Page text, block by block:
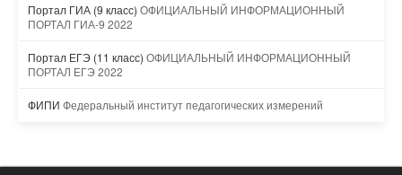
Портал ГИА (9 класс) ОФИЦИАЛЬНЫЙ ИНФОРМАЦИОННЫЙ
ПОРТАЛ ГИА-9 2022
Портал ЕГЭ (11 класс) ОФИЦИАЛЬНЫЙ ИНФОРМАЦИОННЫЙ
ПОРТАЛ ЕГЭ 2022
ФИПИ Федеральный институт педагогических измерений